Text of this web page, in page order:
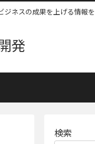
ネスの成果を上げる情報を
発
検索